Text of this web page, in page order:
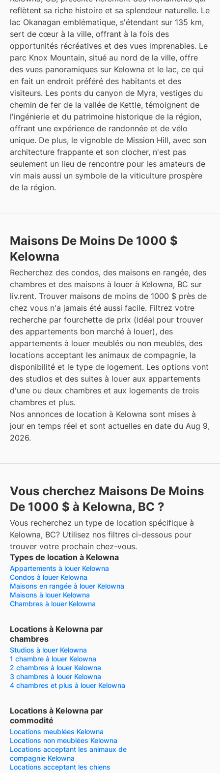
reflètent sa riche histoire et sa splendeur naturelle. Le
lac Okanagan emblématique, s'étendant sur 135 km,
sert de cœur à la ville, offrant à la fois des
opportunités récréatives et des vues imprenables. Le
parc Knox Mountain, situé au nord de la ville, offre
des vues panoramiques sur Kelowna et le lac, ce qui
en fait un endroit préféré des habitants et des
visiteurs. Les ponts du canyon de Myra, vestiges du
chemin de fer de la vallée de Kettle, témoignent de
l'ingénierie et du patrimoine historique de la région,
offrant une expérience de randonnée et de vélo
unique. De plus, le vignoble de Mission Hill, avec son
architecture frappante et son clocher, n'est pas
seulement un lieu de rencontre pour les amateurs de
vin mais aussi un symbole de la viticulture prospère
de la région.
Maisons De Moins De 1000 $
Kelowna
Recherchez des condos, des maisons en rangée, des
chambres et des maisons à louer à Kelowna, BC sur
liv.rent. Trouver maisons de moins de 1000 $ près de
chez vous n'a jamais été aussi facile. Filtrez votre
recherche par fourchette de prix (idéal pour trouver
des appartements bon marché à louer), des
appartements à louer meublés ou non meublés, des
locations acceptant les animaux de compagnie, la
disponibilité et le type de logement. Les options vont
des studios et des suites à louer aux appartements
d'une ou deux chambres et aux logements de trois
chambres et plus.
Nos annonces de location à Kelowna sont mises à
jour en temps réel et sont actuelles en date du Aug 9,
2026.
Vous cherchez Maisons De Moins
De 1000 $ à Kelowna, BC ?
Vous recherchez un type de location spécifique à
Kelowna, BC? Utilisez nos filtres ci-dessous pour
trouver votre prochain chez-vous.
Types de location à Kelowna
Appartements à louer Kelowna
Condos à louer Kelowna
Maisons en rangée à louer Kelowna
Maisons à louer Kelowna
Chambres à louer Kelowna
Locations à Kelowna par
chambres
Studios à louer Kelowna
1 chambre à louer Kelowna
2 chambres à louer Kelowna
3 chambres à louer Kelowna
4 chambres et plus à louer Kelowna
Locations à Kelowna par
commodité
Locations meublées Kelowna
Locations non meublées Kelowna
Locations acceptant les animaux de
compagnie Kelowna
Locations acceptant les chiens